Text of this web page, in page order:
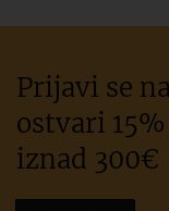
Prijavi se
ostvari
iznad 300€